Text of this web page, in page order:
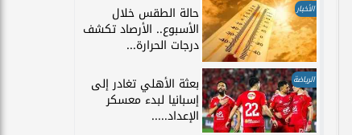
الأخبار حالة الطقس خلال
الأسبوع.. الأرصاد تكشف
درجات الحرارة...
الرياضة بعثة الأهلي تغادر إلى
إسبانيا لبدء معسكر
الإعداد.....